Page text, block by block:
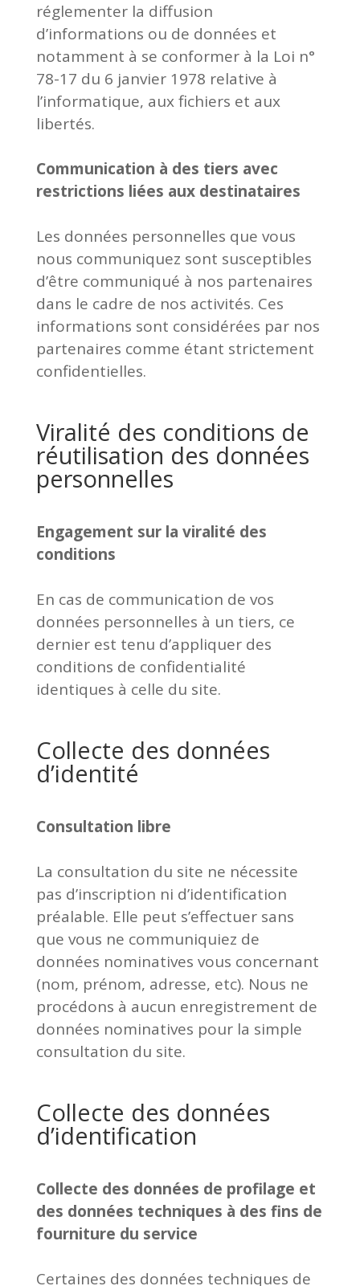
réglementer la diffusion
d’informations ou de données et
notamment à se conformer à la Loi n°
78-17 du 6 janvier 1978 relative à
l’informatique, aux fichiers et aux
libertés.
Communication à des tiers avec
restrictions liées aux destinataires
Les données personnelles que vous
nous communiquez sont susceptibles
d’être communiqué à nos partenaires
dans le cadre de nos activités. Ces
informations sont considérées par nos
partenaires comme étant strictement
confidentielles.
Viralité des conditions de
réutilisation des données
personnelles
Engagement sur la viralité des
conditions
En cas de communication de vos
données personnelles à un tiers, ce
dernier est tenu d’appliquer des
conditions de confidentialité
identiques à celle du site.
Collecte des données
d’identité
Consultation libre
La consultation du site ne nécessite
pas d’inscription ni d’identification
préalable. Elle peut s’effectuer sans
que vous ne communiquiez de
données nominatives vous concernant
(nom, prénom, adresse, etc). Nous ne
procédons à aucun enregistrement de
données nominatives pour la simple
consultation du site.
Collecte des données
d’identification
Collecte des données de profilage et
des données techniques à des fins de
fourniture du service
Certaines des données techniques de